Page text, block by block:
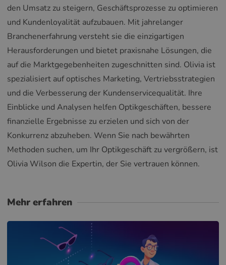
den Umsatz zu steigern, Geschäftsprozesse zu optimieren
und Kundenloyalität aufzubauen. Mit jahrelanger
Branchenerfahrung versteht sie die einzigartigen
Herausforderungen und bietet praxisnahe Lösungen, die
auf die Marktgegebenheiten zugeschnitten sind. Olivia ist
spezialisiert auf optisches Marketing, Vertriebsstrategien
und die Verbesserung der Kundenservicequalität. Ihre
Einblicke und Analysen helfen Optikgeschäften, bessere
finanzielle Ergebnisse zu erzielen und sich von der
Konkurrenz abzuheben. Wenn Sie nach bewährten
Methoden suchen, um Ihr Optikgeschäft zu vergrößern, ist
Olivia Wilson die Expertin, der Sie vertrauen können.
Mehr erfahren